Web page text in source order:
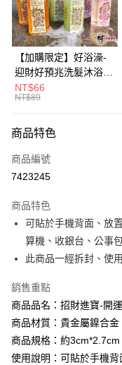
華南商業銀行
上海商業儲蓄銀行
國泰世華商業銀行
臺灣中小企業銀行
匯豐（台灣）商業銀行
聯邦商業銀行
元大商業銀行
台灣樂天信用卡公司
合作金庫商業銀行
華南商業銀行
上海商業儲蓄銀行
國泰世華商業銀行
臺灣中小企業銀行
匯豐（台灣）商業銀行
聯邦商業銀行
玉山商業銀行
台灣樂天信用卡公司
12 期 0 利率 每期
合作金庫商業銀行
華南商業銀行
上海商業儲蓄銀行
國泰世華商業銀行
臺灣中小企業銀行
元大商業銀行
台新國際商業銀行
台灣樂天信用卡公司
超商取貨付款
LINE Pay
Apple Pay
悠遊付
Google Pay
大哥付你分期
相關說明
【大哥付你分期使用說明】
1.本服務由台灣大哥大提供
流程，驗證手機門號後，選
成交易。
3.實際核准額度、可分期數
4.訂單成立30分鐘內，如未
消。如遇「轉專審核」未通
法說明評估內容。
AFTEE先享後付
相關說明
AFTEE先享後付是「在收到
便利好安心！
１．簡單：不需註冊會員、
２．便利：只要手機號碼，
３．安心：先確認商品／服
Hami Point
相關說明
「Hami Point」為中華電信
會員帳號後，即可在購物車
【加購限定】好浴澡-
迎財好預兆洗髮沐浴露
60ml(六款任選)【財神
小舖】PIF 財神嚴選，
瓶 旅遊出門最安心
NT$66
NT$89
商品特色
商品編號
7423245
商品特色
可貼於手機背面、放
算機、收銀台、公事
此商品一經拆封、使
銷售重點
商品品名：招財進寶-開
商品材質：貴金屬鎳合金
商品規格：約3cm*2.7cm
使用說明：可貼於手機